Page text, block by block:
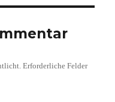
Erforderliche Felder